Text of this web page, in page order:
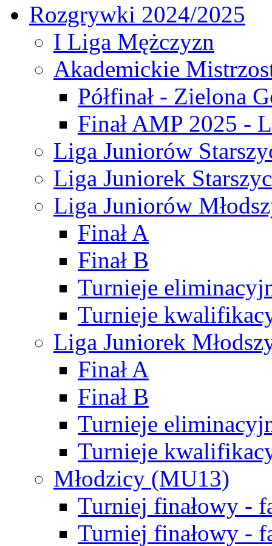
Rozgrywki 2024/2025
I Liga Mężczyzn
Akademickie
Półfinał - Zielona
Finał AMP 2025 -
Liga Juniorów
Liga Juniorek
Liga Juniorów
Finał A
Finał B
Turnieje
Turnieje
Liga Juniorek
Finał A
Finał B
Turnieje
Turnieje
Młodzicy (MU13)
Turniej finałowy -
Turniej finałowy -